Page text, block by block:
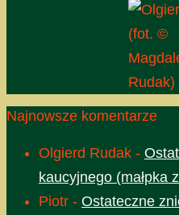
(fot. ©
Rudak)
Najnowsze komentarze
Olgierd Rudak -
kaucyjnego (małpka
Piotr - Ostateczne